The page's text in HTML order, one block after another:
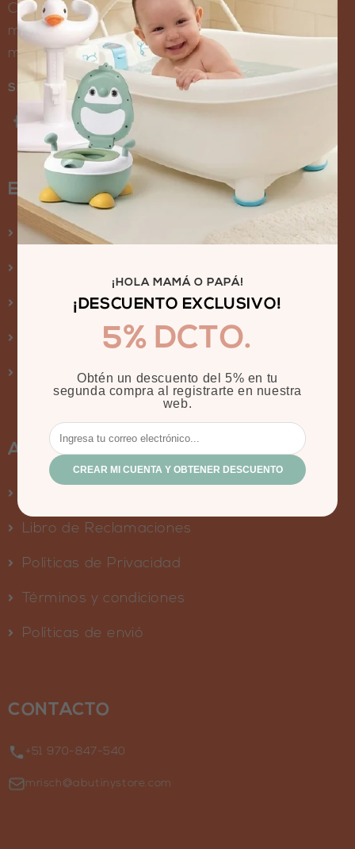
¡HOLA MAMÁ O PAPÁ!
¡DESCUENTO EXCLUSIVO!
5% DCTO.
Obtén un descuento del 5% en tu
segunda compra al registrarte en nuestra
web.
CREAR MI CUENTA Y OBTENER DESCUENTO
Creamos soluciones para que disfrutes cada
momento con tus hijos con total serenidad y
magia.
SÍGUENOS EN:
ENLACES RÁPIDOS
Tienda
Nosotros
¿Por qué nosotros?
Publicaciones
AYUDA AL CLIENTE
Libro de Reclamaciones
Políticas de Privacidad
Términos y condiciones
Políticas de envió
CONTACTO
+51 970-847-540
mrisch@abutinystore.com